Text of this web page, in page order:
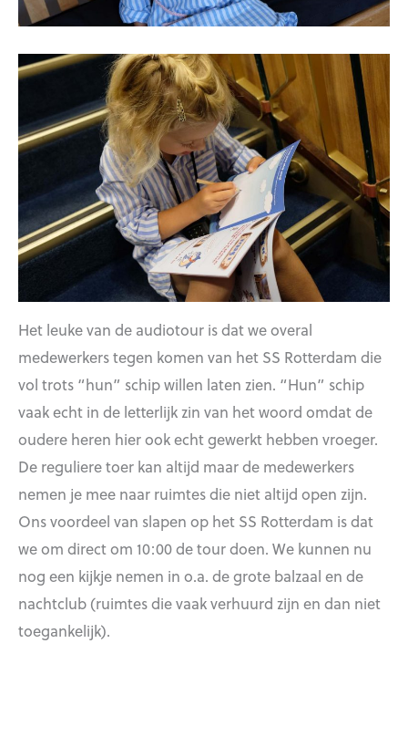
Het leuke van de audiotour is dat we overal
medewerkers tegen komen van het SS Rotterdam die
vol trots “hun” schip willen laten zien. “Hun” schip
vaak echt in de letterlijk zin van het woord omdat de
oudere heren hier ook echt gewerkt hebben vroeger.
De reguliere toer kan altijd maar de medewerkers
nemen je mee naar ruimtes die niet altijd open zijn.
Ons voordeel van slapen op het SS Rotterdam is dat
we om direct om 10:00 de tour doen. We kunnen nu
nog een kijkje nemen in o.a. de grote balzaal en de
nachtclub (ruimtes die vaak verhuurd zijn en dan niet
toegankelijk).